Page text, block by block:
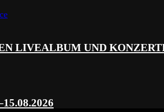
LIVEALBUM UND